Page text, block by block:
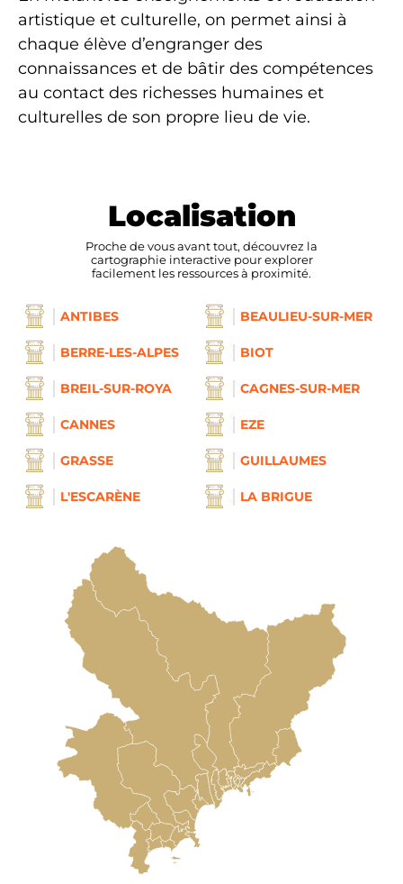
artistique et culturelle, on permet ainsi à
chaque élève d’engranger des
connaissances et de bâtir des compétences
au contact des richesses humaines et
culturelles de son propre lieu de vie.
Localisation
Proche de vous avant tout, découvrez la
cartographie interactive pour explorer
facilement les ressources à proximité.
ANTIBES BEAULIEU-SUR-MER
BERRE-LES-ALPES BIOT
BREIL-SUR-ROYA CAGNES-SUR-MER
CANNES EZE
GRASSE GUILLAUMES
L'ESCARÈNE LA BRIGUE